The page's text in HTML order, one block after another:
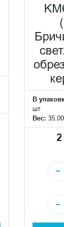
В
шт
Вес:
−
−